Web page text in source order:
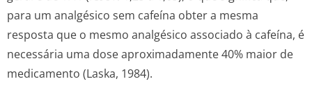
para um analgésico sem cafeína obter a mesma
resposta que o mesmo analgésico associado à cafeína, é
necessária uma dose aproximadamente 40% maior de
medicamento (Laska, 1984).